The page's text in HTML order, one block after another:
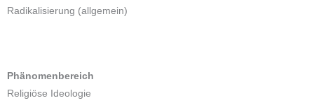
Radikalisierung (allgemein)
Phänomenbereich
Religiöse Ideologie